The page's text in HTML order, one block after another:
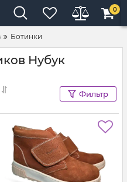
0
Ботинки
Нубук
Фильтр